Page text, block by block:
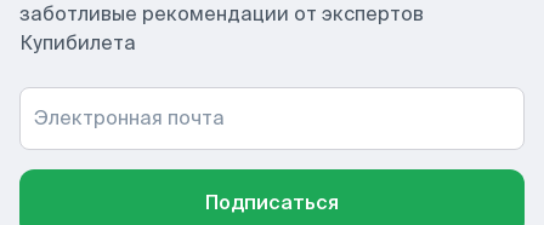
заботливые рекомендации от экспертов
Купибилета
Электронная почта
Подписаться